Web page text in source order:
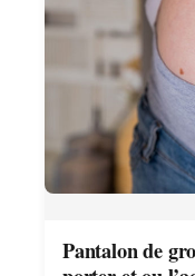
Pantalon de